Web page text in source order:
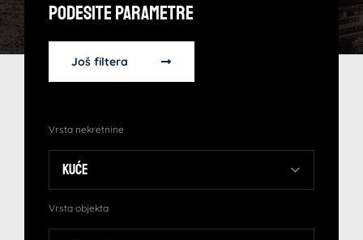
Podesite Parametre
Još filtera
Vrsta nekretnine
Vrsta objekta